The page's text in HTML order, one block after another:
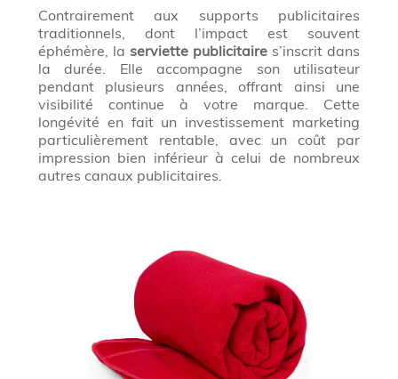
Contrairement aux supports publicitaires
traditionnels, dont l’impact est souvent
éphémère, la serviette publicitaire s’inscrit dans
la durée. Elle accompagne son utilisateur
pendant plusieurs années, offrant ainsi une
visibilité continue à votre marque. Cette
longévité en fait un investissement marketing
particulièrement rentable, avec un coût par
impression bien inférieur à celui de nombreux
autres canaux publicitaires.